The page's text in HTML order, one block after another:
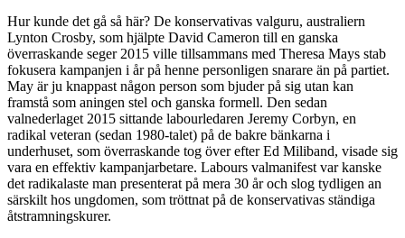
Hur kunde det gå så här? De konservativas valguru, australiern
Lynton Crosby, som hjälpte David Cameron till en ganska
överraskande seger 2015 ville tillsammans med Theresa Mays stab
fokusera kampanjen i år på henne personligen snarare än på partiet.
May är ju knappast någon person som bjuder på sig utan kan
framstå som aningen stel och ganska formell. Den sedan
valnederlaget 2015 sittande labourledaren Jeremy Corbyn, en
radikal veteran (sedan 1980-talet) på de bakre bänkarna i
underhuset, som överraskande tog över efter Ed Miliband, visade sig
vara en effektiv kampanjarbetare. Labours valmanifest var kanske
det radikalaste man presenterat på mera 30 år och slog tydligen an
särskilt hos ungdomen, som tröttnat på de konservativas ständiga
åtstramningskurer.